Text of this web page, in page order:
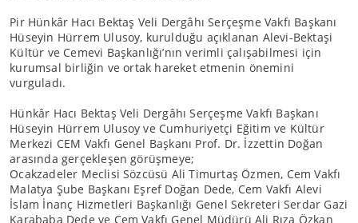
Pir Hünkâr Hacı Bektaş Veli Dergâhı Serçeşme Vakfı Başkanı
Hüseyin Hürrem Ulusoy, kurulduğu açıklanan Alevi-Bektaşi
Kültür ve Cemevi Başkanlığı’nın verimli çalışabilmesi için
kurumsal birliğin ve ortak hareket etmenin önemini
vurguladı.
Hünkâr Hacı Bektaş Veli Dergâhı Serçeşme Vakfı Başkanı
Hüseyin Hürrem Ulusoy ve Cumhuriyetçi Eğitim ve Kültür
Merkezi CEM Vakfı Genel Başkanı Prof. Dr. İzzettin Doğan
arasında gerçekleşen görüşmeye;
Ocakzadeler Meclisi Sözcüsü Ali Timurtaş Özmen, Cem Vakfı
Malatya Şube Başkanı Eşref Doğan Dede, Cem Vakfı Alevi
İslam İnanç Hizmetleri Başkanlığı Genel Sekreteri Serdar Gazi
Karababa Dede ve Cem Vakfı Genel Müdürü Ali Rıza Özkan